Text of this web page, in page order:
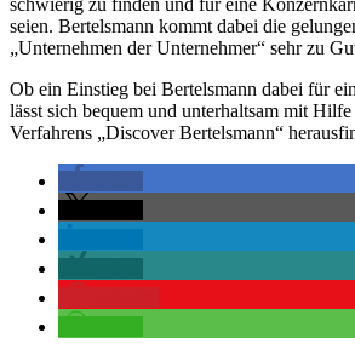
schwierig zu finden und für eine
seien. Bertelsmann kommt dabei die
„Unternehmen der Unternehmer“ sehr zu
Ob ein Einstieg bei Bertelsmann dabei für
lässt sich bequem und unterhaltsam mit
Verfahrens „Discover Bertelsmann“